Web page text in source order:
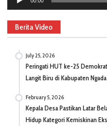
Berita Video
July 25, 2026
Peringati HUT ke-25
Langit Biru di Kabupaten Ngada
February 5, 2026
Kepala Desa Pastikan Latar
Hidup Kategori Kemiskinan